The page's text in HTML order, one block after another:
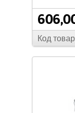
Код